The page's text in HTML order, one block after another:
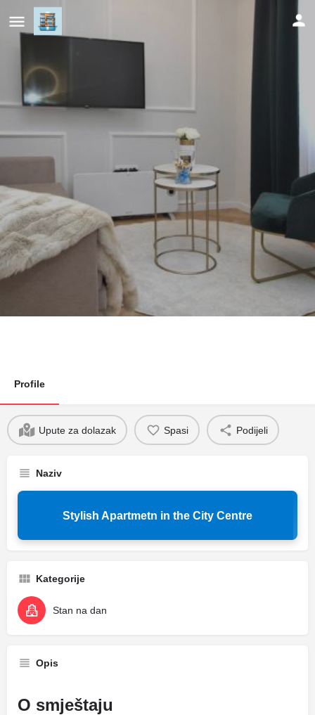
Stylish Apartmetn in the City Centre
Profile
Upute za dolazak Spasi Podijeli
Naziv
Stylish Apartmetn in the City Centre
Kategorije
Stan na dan
Opis
O smještaju